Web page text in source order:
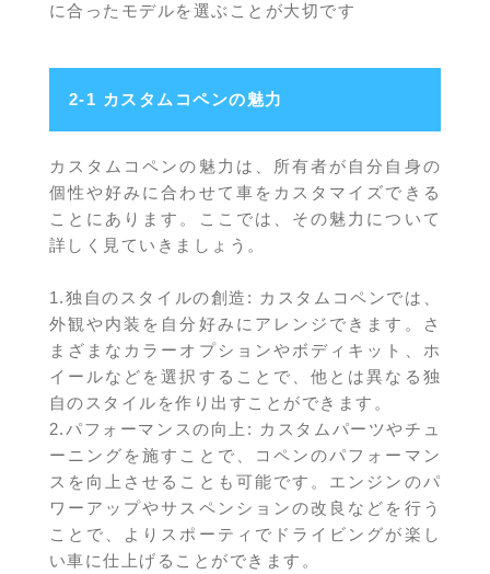
に合ったモデルを選ぶことが大切です
2-1 カスタムコペンの魅力
カスタムコペンの魅力は、所有者が自分自身の
個性や好みに合わせて車をカスタマイズできる
ことにあります。ここでは、その魅力について
詳しく見ていきましょう。
1.独自のスタイルの創造: カスタムコペンでは、
外観や内装を自分好みにアレンジできます。さ
まざまなカラーオプションやボディキット、ホ
イールなどを選択することで、他とは異なる独
自のスタイルを作り出すことができます。
2.パフォーマンスの向上: カスタムパーツやチュ
ーニングを施すことで、コペンのパフォーマン
スを向上させることも可能です。エンジンのパ
ワーアップやサスペンションの改良などを行う
ことで、よりスポーティでドライビングが楽し
い車に仕上げることができます。